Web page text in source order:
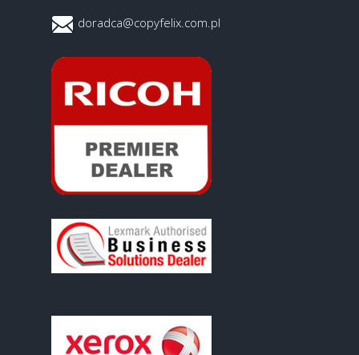
doradca@copyfelix.com.pl